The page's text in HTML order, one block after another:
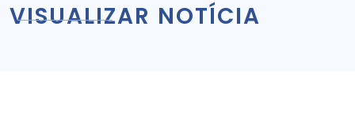
VISUALIZAR NOTÍCIA